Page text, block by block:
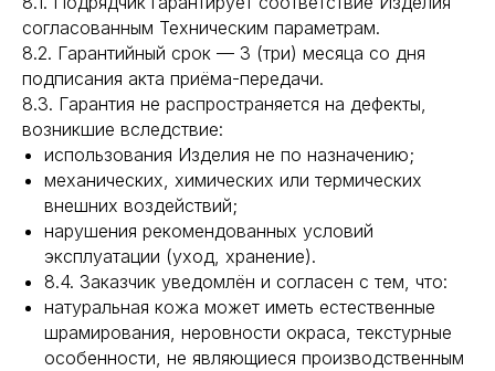
согласованным Техническим параметрам.
8.2. Гарантийный срок — 3 (три) месяца со дня
подписания акта приёма-передачи.
8.3. Гарантия не распространяется на дефекты,
возникшие вследствие:
использования Изделия не по назначению;
механических, химических или термических
внешних воздействий;
нарушения рекомендованных условий
эксплуатации (уход, хранение).
8.4. Заказчик уведомлён и согласен с тем, что:
натуральная кожа может иметь естественные
шрамирования, неровности окраса, текстурные
особенности, не являющиеся производственным